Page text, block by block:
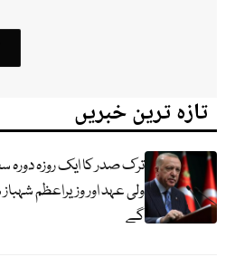
تازہ ترین خبریں
ترک صدر کا ایک روزہ
ولی عہد اور وزیراعظم
گے